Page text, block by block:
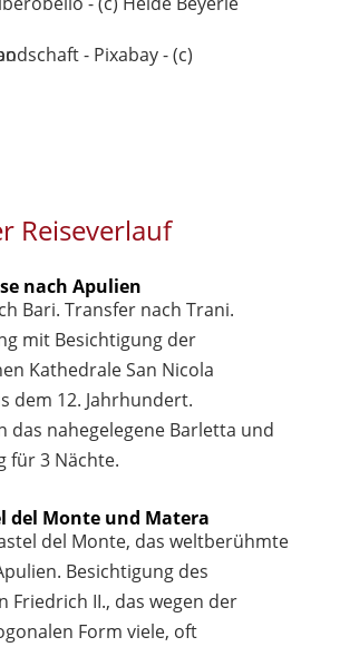
Reiseverlauf
nach Apulien
Bari. Transfer nach Trani.
mit Besichtigung der
Kathedrale San Nicola
dem 12. Jahrhundert.
das nahegelegene Barletta und
für 3 Nächte.
del Monte und Matera
del Monte, das weltberühmte
Besichtigung des
Friedrich II., das wegen der
Form viele, oft